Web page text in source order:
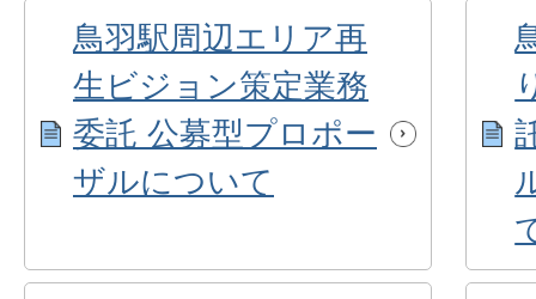
鳥羽駅周辺エリア再
生ビジョン策定業務
委託 公募型プロポー
ザルについて